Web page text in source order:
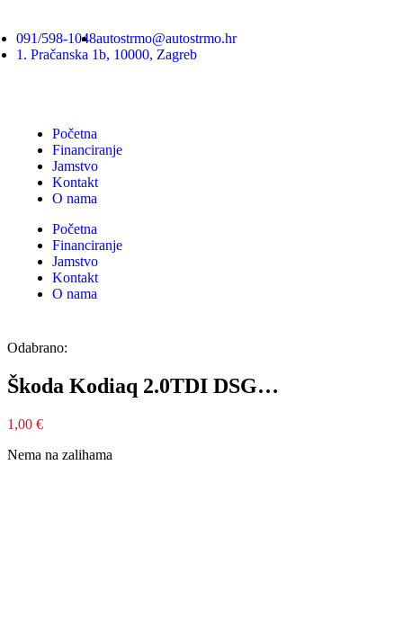
091/598-1048autostrmo@autostrmo.hr
1. Pračanska 1b, 10000, Zagreb
Početna
Financiranje
Jamstvo
Kontakt
O nama
Početna
Financiranje
Jamstvo
Kontakt
O nama
Odabrano:
Škoda Kodiaq 2.0TDI DSG…
1,00 €
Nema na zalihama